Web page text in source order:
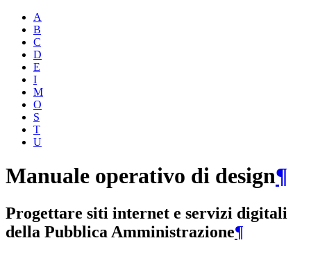
A
B
C
D
E
I
M
O
S
T
U
Manuale operativo di design¶
Progettare siti internet e servizi digitali
della Pubblica Amministrazione¶